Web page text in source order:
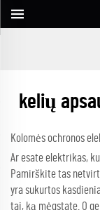
kelių
Kolomės ochronos
Ar esate elektrikas,
Pamirškite tas
yra sukurtos
tai, ką mėgstate. O